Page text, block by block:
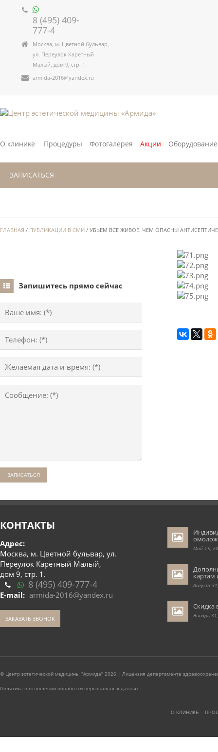
8 (495) 409-
777-4
Москва, м. Цветной бульвар,
ул. Переулок Каретный
Малый, дом 9, стр. 1.
armida-2016@yandex.ru
О клинике Процедуры Фотогалерея Акции
ЗАПИСАТЬСЯ
ГЛАВНАЯ / ПУБЛИКАЦИИ В СМИ / УБЬЕМ ВСЕ ЖИВОЕ. ЧЕМ ОПАСНЫ
Запишитесь прямо сейчас
КОНТАКТЫ
Адрес:
Москва, м. Цветной бульвар, ул.
Переулок Каретный Малый,
дом 9, стр. 1.
8 (495) 409-777-4
E-mail: armida-2016@yandex.ru
ЗАКАЗАТЬ ЗВОНОК
Май 15,
картам
Август
Скидка
Январь
© Центр эстетической медицины "Армида" 2026 | Лицензия департамента
Политика в отношении обработки персональных данных
О КЛИНИКЕ